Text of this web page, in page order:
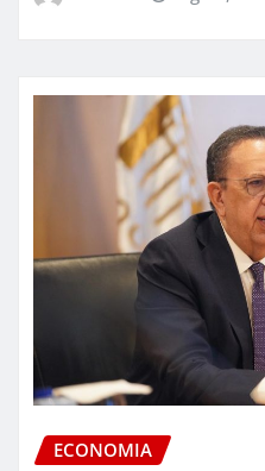
ECONOMIA